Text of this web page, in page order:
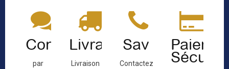
Contact
par
Livraison
Livraison
Sav
Contactez-